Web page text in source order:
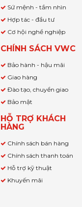
Sứ mệnh - tầm nhìn
Hợp tác - đầu tư
Cơ hội nghề nghiệp
CHÍNH SÁCH VWC
Bảo hành - hậu mãi
Giao hàng
Đào tạo, chuyển giao
Bảo mật
HỖ TRỢ KHÁCH
HÀNG
Chính sách bán hàng
Chính sách thanh toán
Hỗ trợ kỹ thuật
Khuyến mãi